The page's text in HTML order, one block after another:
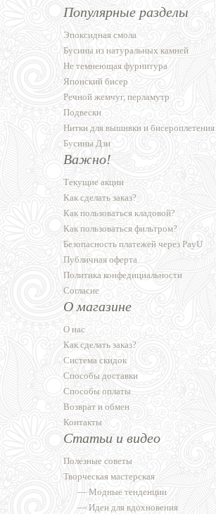
Популярные разделы
Эпоксидная смола
Бусины из натуральных камней
Не темнеющая фурнитура
Японский бисер
Речной жемчуг, перламутр
Подвески
Нитки для вышивки и бисероплетения
Бусины Дзи
Важно!
Текущие акции
Как сделать заказ?
Как пользоваться кладовой?
Как пользоваться фильтром?
Безопасность платежей через PayU
Публичная оферта
Политика конфедициальности
Согласие
О магазине
О нас
Как сделать заказ?
Система скидок
Способы доставки
Способы оплаты
Возврат и обмен
Контакты
Статьи и видео
Полезные советы
Творческая мастерская
— Модные тенденции
— Идеи для вдохновения